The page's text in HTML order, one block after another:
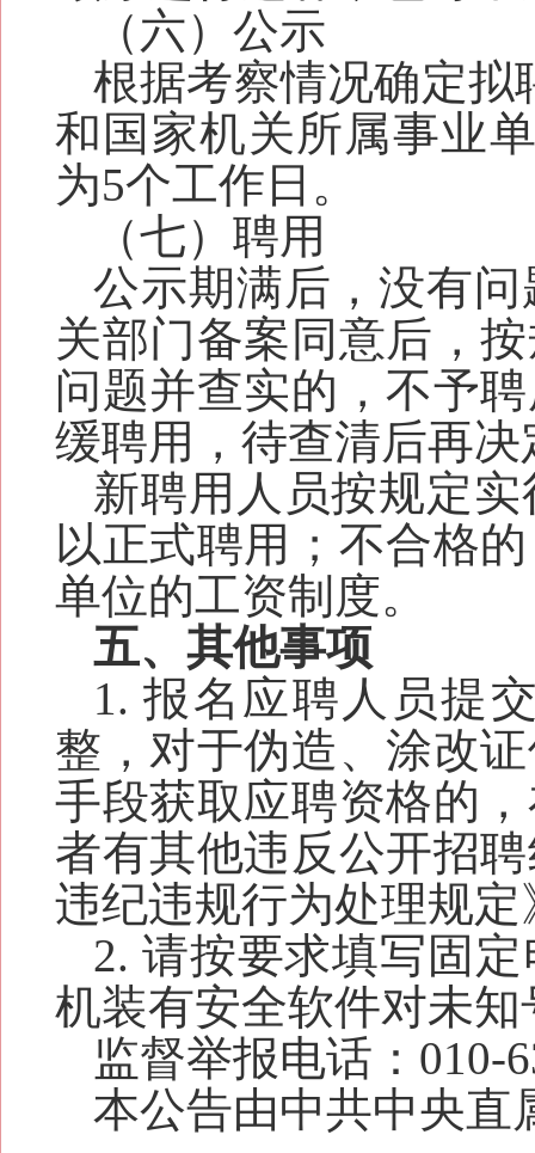
（六）公示
根据考察情况确定拟
和国家机关所属事业
为5个工作日。
（七）聘用
公示期满后，没有
关部门备案同意后，
问题并查实的，不予
缓聘用，待查清后再
新聘用人员按规定
以正式聘用；不合格
单位的工资制度。
五、其他事项
1. 报名应聘人员提
整，对于伪造、涂改
手段获取应聘资格的
者有其他违反公开招
违纪违规行为处理规
2. 请按要求填写固
机装有安全软件对未
监督举报电话：010-
本公告由中共中央直